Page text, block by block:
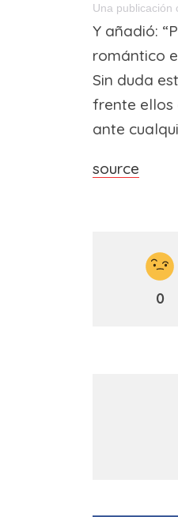
Una publicación
Y añadió:
romántico
Sin duda
frente ellos
ante
source
0